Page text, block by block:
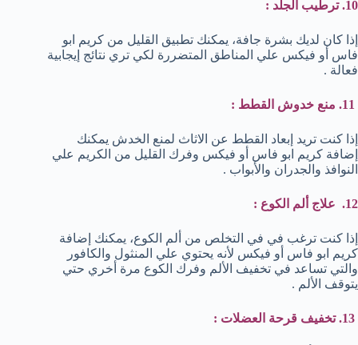
10. ترطيب الجلد :
إذا كان لديك بشرة جافة، يمكنك تطبيق القليل من كريم ابو
فاس أو فيكس علي المناطق المتضررة لكي تري نتائج إيجابية
فعالة .
إذا كنت تريد إبعاد القطط عن الاثاث لمنع الخدش يمكنك
إضافة كريم ابو فاس أو فيكس وفرك القليل من الكريم علي
النوافذ والجدران والأبواب .
12. علاج ألم الكوع :
إذا كنت ترغب في في التخلص من ألم الكوع، يمكنك إضافة
كريم ابو فاس أو فيكس لأنه يحتوي علي المنثول والكافور
والتي تساعد في تخفيف الألم وفرك الكوع مرة أخري حتي
يتوقف الألم .